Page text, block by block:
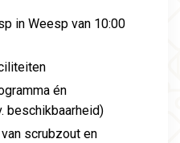
in Weesp van 10:00
én
beschikbaarheid)
scrubzout en